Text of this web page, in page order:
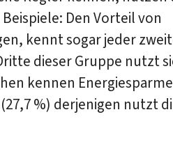
Den Vorteil von
kennt sogar jeder
dieser Gruppe nutzt
kennen
%) derjenigen nutzt